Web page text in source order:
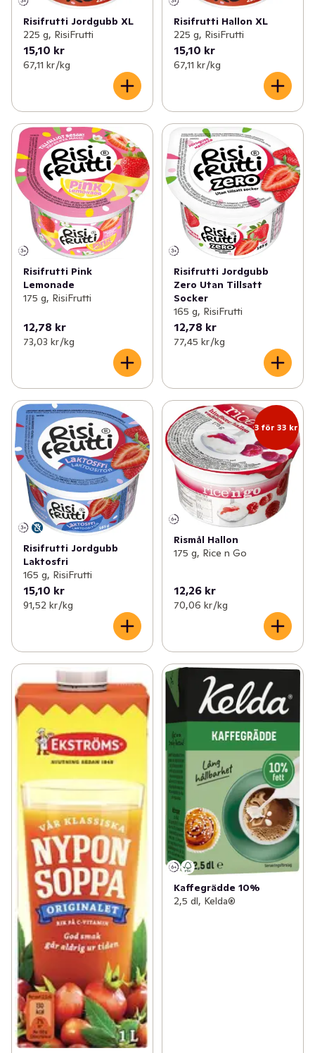
Risifrutti Jordgubb XL
225 g, RisiFrutti
15,10 kr
67,11 kr /kg
Risifrutti Hallon XL
225 g, RisiFrutti
15,10 kr
67,11 kr /kg
Risifrutti Pink
Lemonade
175 g, RisiFrutti
12,78 kr
73,03 kr /kg
Risifrutti Jordgubb
Zero Utan Tillsatt
Socker
165 g, RisiFrutti
12,78 kr
77,45 kr /kg
Risifrutti Jordgubb
Laktosfri
165 g, RisiFrutti
15,10 kr
91,52 kr /kg
3 för 33 kr
Rismål Hallon
175 g, Rice n Go
12,26 kr
70,06 kr /kg
Kaffegrädde 10%
2,5 dl, Kelda®